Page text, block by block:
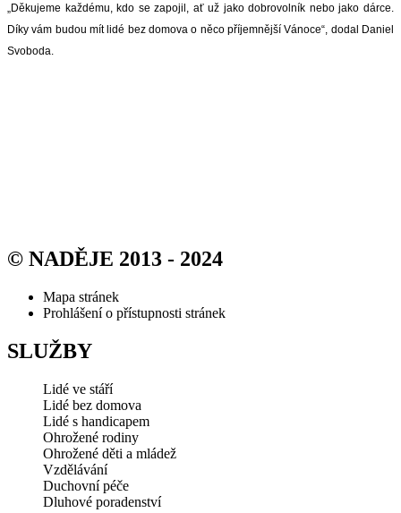
„Děkujeme každému, kdo se zapojil, ať už jako dobrovolník nebo jako dárce.
Díky vám budou mít lidé bez domova o něco příjemnější Vánoce“, dodal Daniel
Svoboda.
© NADĚJE 2013 - 2024
Mapa stránek
Prohlášení o přístupnosti stránek
SLUŽBY
Lidé ve stáří
Lidé bez domova
Lidé s handicapem
Ohrožené rodiny
Ohrožené děti a mládež
Vzdělávání
Duchovní péče
Dluhové poradenství